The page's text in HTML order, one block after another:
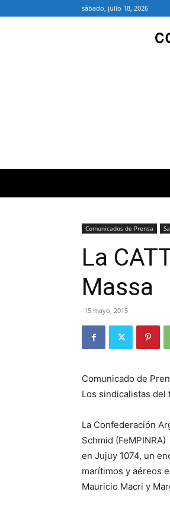
sábado, julio 18, 2026
Comunicados de Prensa
La
Massa
15 mayo, 2015
Comunicado de
Los sindicalistas del
La Confederación
Schmid
en Jujuy 1074, un
marítimos y aéreos
Mauricio Macri y